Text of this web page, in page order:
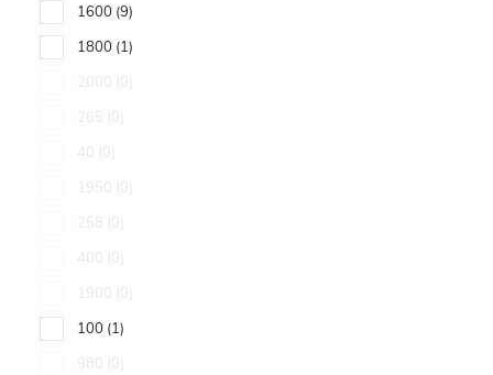
1600 9
1800 1
2000
0
265
0
40
0
1950
0
258
0
400
0
1900
0
100 1
980
0